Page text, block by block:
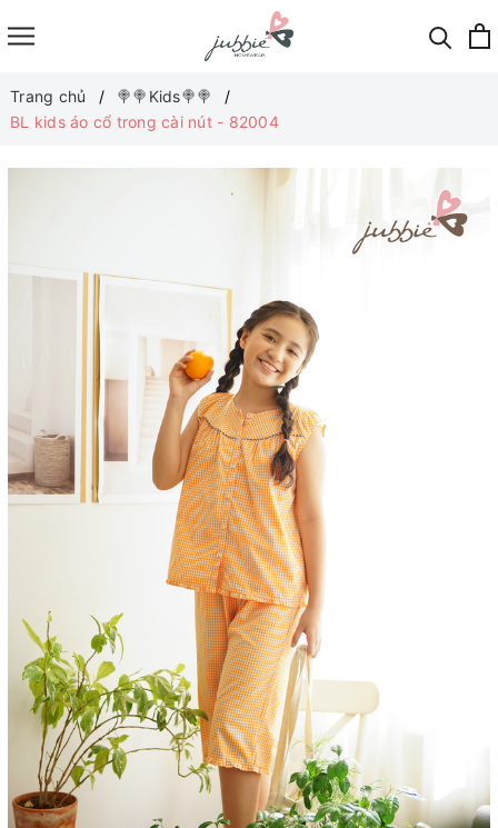
Trang chủ
🍭🍭Kids🍭🍭
BL kids áo cổ trong cài nút - 82004